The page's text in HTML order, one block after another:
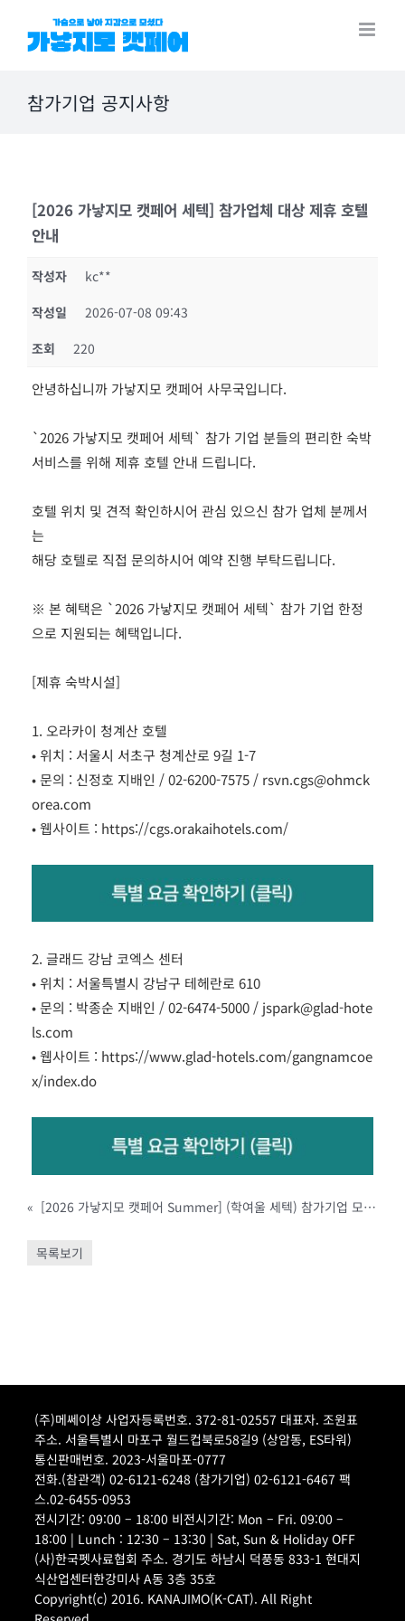
참가기업 공지사항
[2026 가낳지모 캣페어 세텍] 참가업체 대상 제휴 호텔
안내
작성자
kc**
작성일
2026-07-08 09:43
조회
220
안녕하십니까 가낳지모 캣페어 사무국입니다.
`2026 가낳지모 캣페어 세텍` 참가 기업 분들의 편리한 숙박
서비스를 위해 제휴 호텔 안내 드립니다.
호텔 위치 및 견적 확인하시어 관심 있으신 참가 업체 분께서
는
해당 호텔로 직접 문의하시어 예약 진행 부탁드립니다.
※ 본 혜택은 `2026 가낳지모 캣페어 세텍` 참가 기업 한정
으로 지원되는 혜택입니다.
[제휴 숙박시설]
1. 오라카이 청계산 호텔
• 위치 : 서울시 서초구 청계산로 9길 1-7
• 문의 : 신정호 지배인 / 02-6200-7575 / rsvn.cgs@ohmck
orea.com
• 웹사이트 : https://cgs.orakaihotels.com/
2. 글래드 강남 코엑스 센터
• 위치 : 서울특별시 강남구 테헤란로 610
• 문의 : 박종순 지배인 / 02-6474-5000 / jspark@glad-hote
ls.com
• 웹사이트 : https://www.glad-hotels.com/gangnamcoe
x/index.do
« [2026 가낳지모 캣페어 Summer] (학여울 세텍) 참가기업 모집 안내
목록보기
(주)메쎄이상 사업자등록번호. 372-81-02557 대표자. 조원표
주소. 서울특별시 마포구 월드컵북로58길9 (상암동, ES타워)
통신판매번호. 2023-서울마포-0777
전화.(참관객) 02-6121-6248 (참가기업) 02-6121-6467 팩
스.02-6455-0953
전시기간: 09:00 – 18:00 비전시기간: Mon – Fri. 09:00 –
18:00 | Lunch : 12:30 – 13:30 | Sat, Sun & Holiday OFF
(사)한국펫사료협회 주소. 경기도 하남시 덕풍동 833-1 현대지
식산업센터한강미사 A동 3층 35호
Copyright(c) 2016. KANAJIMO(K-CAT). All Right